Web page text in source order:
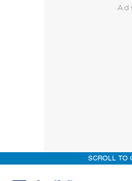
SCROLL TO